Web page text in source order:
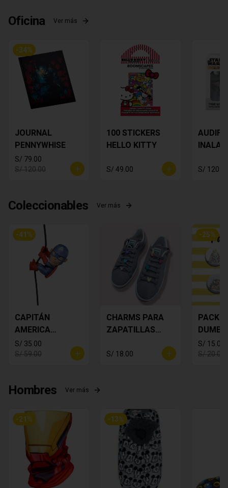
Oficina Ver más
-34%
JOURNAL
PENNYWHISE
S/ 79.00
S/ 120.00
100 STICKERS
HELLO KITTY
S/ 49.00
Yoda
S/
Coleccionables Ver más
-41 %
CAPITÁN
AMERICA
DECORATIVO
S/ 35.00
S/ 59.00
CHARMS PARA
ZAPATILLAS
6
S/ 18.00
-25%
PACK
S/ 15.00
S/ 20.00
Hombres Ver más
-21 % -13%